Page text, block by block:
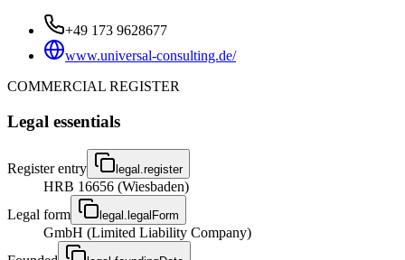
+49 173 9628677
www.universal-consulting.de/
COMMERCIAL REGISTER
Legal essentials
Register entry legal.register
HRB 16656 (Wiesbaden)
Legal form
legal.legalForm
GmbH (Limited Liability Company)